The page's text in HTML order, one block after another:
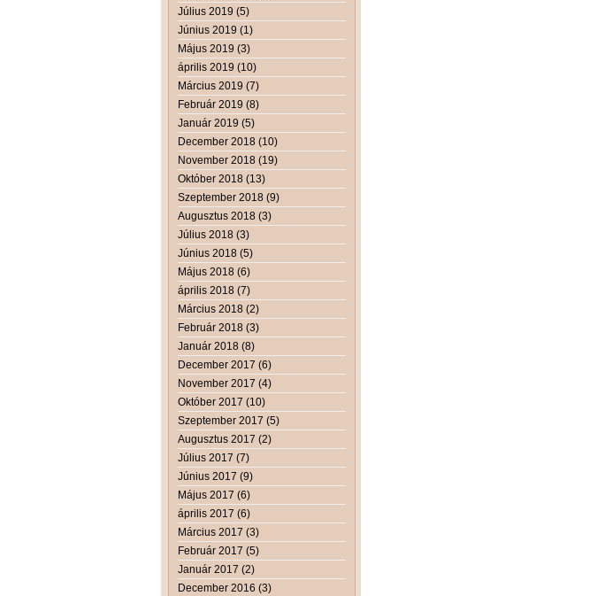
Július 2019 (5)
Június 2019 (1)
Május 2019 (3)
április 2019 (10)
Március 2019 (7)
Február 2019 (8)
Január 2019 (5)
December 2018 (10)
November 2018 (19)
Október 2018 (13)
Szeptember 2018 (9)
Augusztus 2018 (3)
Július 2018 (3)
Június 2018 (5)
Május 2018 (6)
április 2018 (7)
Március 2018 (2)
Február 2018 (3)
Január 2018 (8)
December 2017 (6)
November 2017 (4)
Október 2017 (10)
Szeptember 2017 (5)
Augusztus 2017 (2)
Július 2017 (7)
Június 2017 (9)
Május 2017 (6)
április 2017 (6)
Március 2017 (3)
Február 2017 (5)
Január 2017 (2)
December 2016 (3)